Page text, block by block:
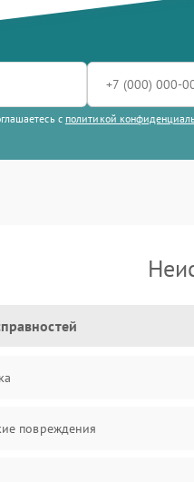
с политикой
повреждения